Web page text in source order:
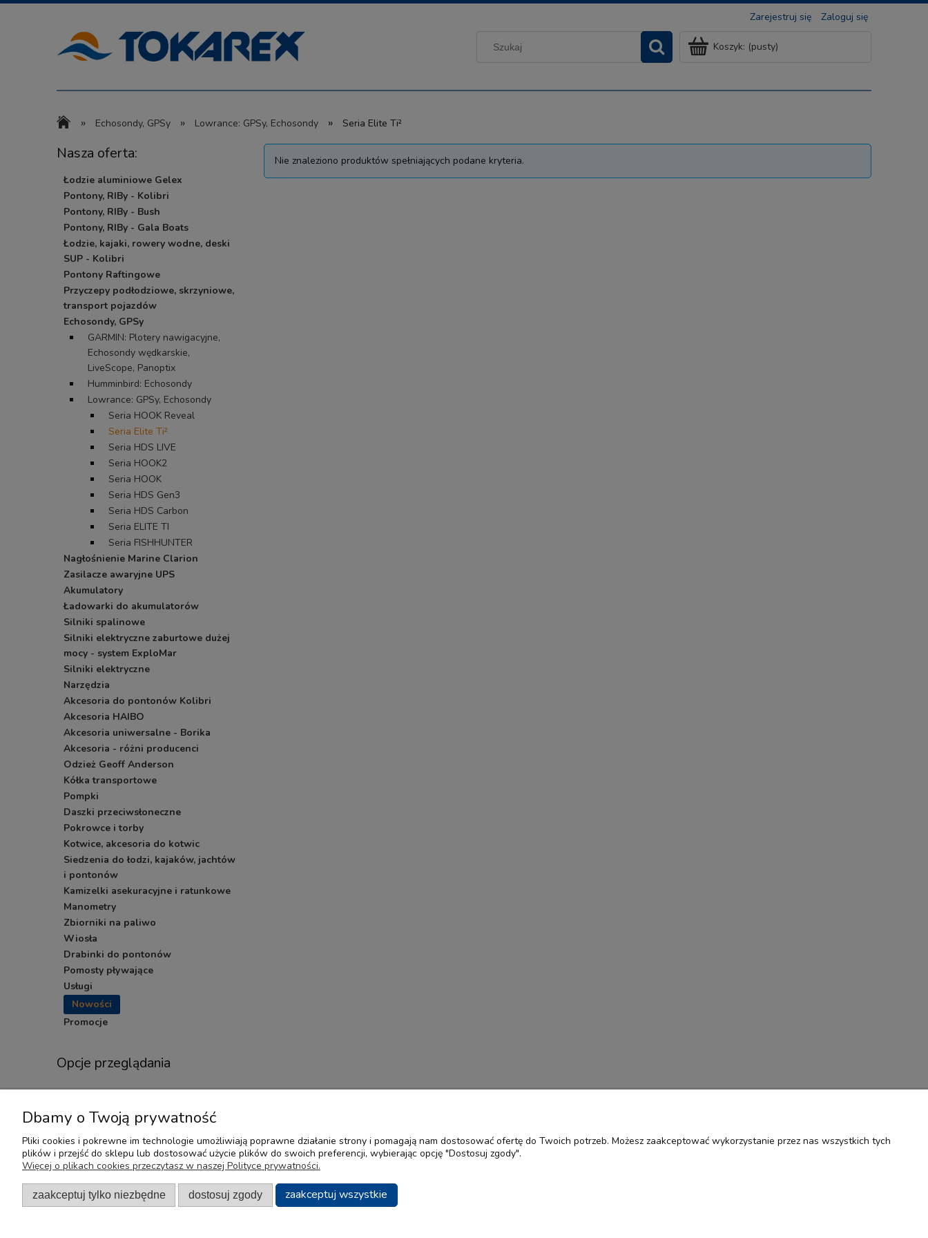
Zarejestruj się Zaloguj się
Koszyk: (pusty)
» Echosondy, GPSy » Lowrance: GPSy, Echosondy » Seria Elite Ti²
Nasza oferta:
Łodzie aluminiowe Gelex
Pontony, RIBy - Kolibri
Pontony, RIBy - Bush
Pontony, RIBy - Gala Boats
Łodzie, kajaki, rowery wodne, deski
SUP - Kolibri
Pontony Raftingowe
Przyczepy podłodziowe, skrzyniowe,
transport pojazdów
Echosondy, GPSy
GARMIN: Plotery nawigacyjne,
Echosondy wędkarskie,
LiveScope, Panoptix
Humminbird: Echosondy
Lowrance: GPSy, Echosondy
Seria HOOK Reveal
Seria Elite Ti²
Seria HDS LIVE
Seria HOOK2
Seria HOOK
Seria HDS Gen3
Seria HDS Carbon
Seria ELITE TI
Seria FISHHUNTER
Nagłośnienie Marine Clarion
Zasilacze awaryjne UPS
Akumulatory
Ładowarki do akumulatorów
Silniki spalinowe
Silniki elektryczne zaburtowe dużej
mocy - system ExploMar
Silniki elektryczne
Narzędzia
Akcesoria do pontonów Kolibri
Akcesoria HAIBO
Akcesoria uniwersalne - Borika
Akcesoria - różni producenci
Odzież Geoff Anderson
Kółka transportowe
Pompki
Daszki przeciwsłoneczne
Pokrowce i torby
Kotwice, akcesoria do kotwic
Siedzenia do łodzi, kajaków, jachtów
i pontonów
Kamizelki asekuracyjne i ratunkowe
Manometry
Zbiorniki na paliwo
Wiosła
Drabinki do pontonów
Pomosty pływające
Usługi
Nowości
Promocje
Opcje przeglądania
Nie znaleziono produktów spełniających podane kryteria.
Pomoc
Regulamin
Zwroty i Reklamacje
Moje konto
Twoje zamówienia
Ustawienia konta
Płatności i dostawa
Formy płatności
Zakupy
Dbamy o Twoją prywatność
Pliki cookies i pokrewne im technologie umożliwiają poprawne działanie strony i pomagają nam dostosować ofertę do Twoich potrzeb. Możesz zaakceptować wykorzystanie przez nas wszystkich tych
plików i przejść do sklepu lub dostosować użycie plików do swoich preferencji, wybierając opcję "Dostosuj zgody".
Więcej o plikach cookies przeczytasz w naszej Polityce prywatności.
zaakceptuj tylko niezbędne dostosuj zgody zaakceptuj wszystkie